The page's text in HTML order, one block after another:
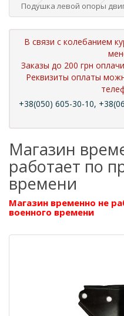
Подушка левой опоры
В связи с колебанием
Заказы до 200 грн
Реквизиты оплаты
+38(050) 605-30-10,
Магазин
работает по
времени
Магазин временно не
военного времени